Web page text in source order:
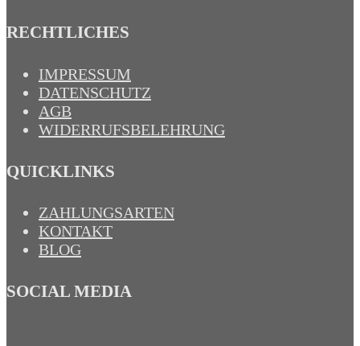
RECHTLICHES
IMPRESSUM
DATENSCHUTZ
AGB
WIDERRUFSBELEHRUNG
QUICKLINKS
ZAHLUNGSARTEN
KONTAKT
BLOG
SOCIAL MEDIA